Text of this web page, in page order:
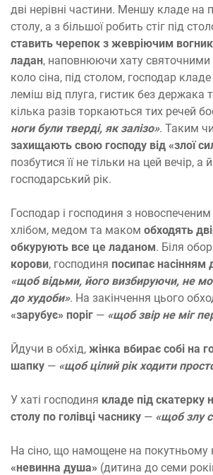
дві нерівні частини. Меншу кладе на
столу, а з більшої робить стіг під
ставить черепок з жевріючим
ладан, наповнюючи хату
коло сіна, під столом, господар
леміш від плуга, гистик без держака
кілька разів торкаються тих речей
ноги були тверді, як залізо». Таким
захищають свою господу від «злої
позбутися її не тільки на цей вечір, а
господарський рік.
Господар і господиня з
хлібом, медом та маком обходять
обкурують все це ладаном. Біля
корови, господиня посипає насінням
«щоб відьми, його визбируючи, не
до худоби». На закінчення цього
«зарубує» поріг — «щоб звір не міг
Йдучи в обхід, жінка вбирає собі на
шапку — «щоб цілий рік ходити
У хаті господиня кладе під скатерку
столу по голівці часнику — «щоб злу
На сіно, що намощене на покутньому
«невинна душа» (дитина до семи